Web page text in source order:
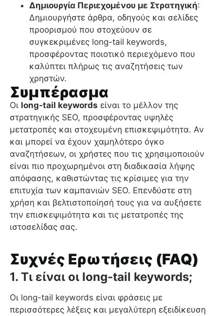
Δημιουργία Περιεχομένου με Στρατηγική:
Δημιουργήστε άρθρα, οδηγούς και σελίδες
προορισμού που στοχεύουν σε
συγκεκριμένες long-tail keywords,
προσφέροντας ποιοτικό περιεχόμενο που
καλύπτει πλήρως τις αναζητήσεις των
χρηστών.
Συμπέρασμα
Οι long-tail keywords είναι το μέλλον της
στρατηγικής SEO, προσφέροντας υψηλές
μετατροπές και στοχευμένη επισκεψιμότητα. Αν
και μπορεί να έχουν χαμηλότερο όγκο
αναζητήσεων, οι χρήστες που τις χρησιμοποιούν
είναι πιο προχωρημένοι στη διαδικασία λήψης
απόφασης, καθιστώντας τις κρίσιμες για την
επιτυχία των καμπανιών SEO. Επενδύστε στη
χρήση και βελτιστοποίησή τους για να αυξήσετε
την επισκεψιμότητα και τις μετατροπές της
ιστοσελίδας σας.
Συχνές Ερωτήσεις (FAQ)
1. Τι είναι οι long-tail keywords;
Οι long-tail keywords είναι φράσεις με
περισσότερες λέξεις και μεγαλύτερη εξειδίκευση